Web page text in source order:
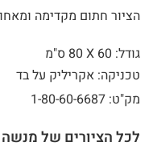
הציור חתום מקדימה
גודל: 60 X
80 ס"מ
טכניקה: אקריליק על בד
מק"ט: 1-80-60-6687
לכל הציורים של